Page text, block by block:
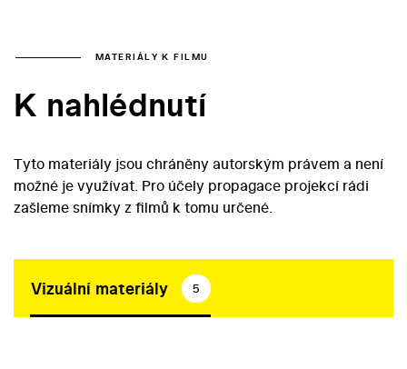
MATERIÁLY K FILMU
K nahlédnutí
Tyto materiály jsou chráněny autorským právem a není
možné je využívat. Pro účely propagace projekcí rádi
zašleme snímky z filmů k tomu určené.
Vizuální materiály 5